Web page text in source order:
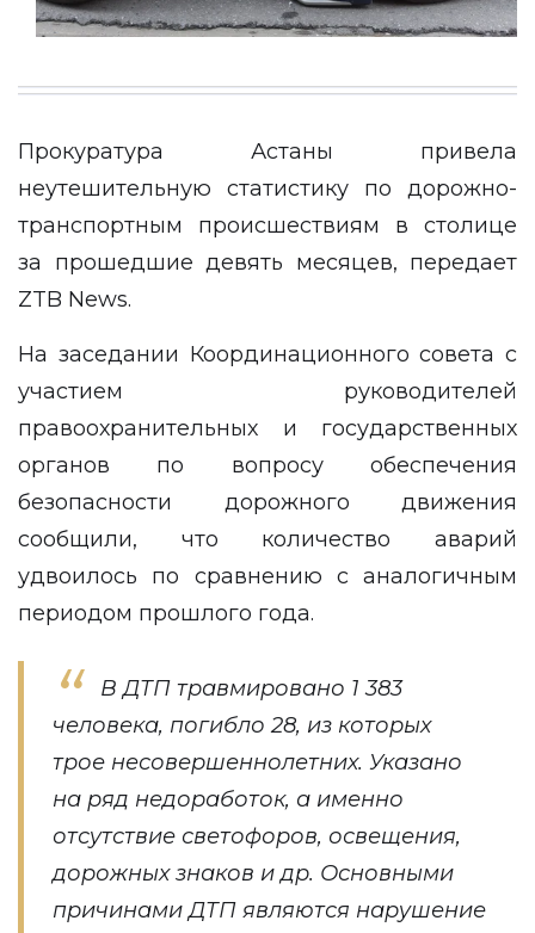
Прокуратура Астаны привела
неутешительную статистику по дорожно-
транспортным происшествиям в столице
за прошедшие девять месяцев, передает
ZTB News.
На заседании Координационного совета с
участием руководителей
правоохранительных и государственных
органов по вопросу обеспечения
безопасности дорожного движения
сообщили, что количество аварий
удвоилось по сравнению с аналогичным
периодом прошлого года.
В ДТП травмировано 1 383
человека, погибло 28, из которых
трое несовершеннолетних. Указано
на ряд недоработок, а именно
отсутствие светофоров, освещения,
дорожных знаков и др. Основными
причинами ДТП являются нарушение